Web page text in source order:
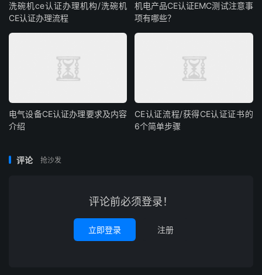
洗碗机ce认证办理机构/洗碗机
CE认证办理流程
机电产品CE认证EMC测试注意事
项有哪些？
电气设备CE认证办理要求及内容
介绍
CE认证流程/获得CE认证证书的
6个简单步骤
评论 抢沙发
评论前必须登录！
立即登录 注册